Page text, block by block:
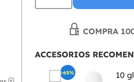
COMPRA
ACCESORIOS
10
-65%